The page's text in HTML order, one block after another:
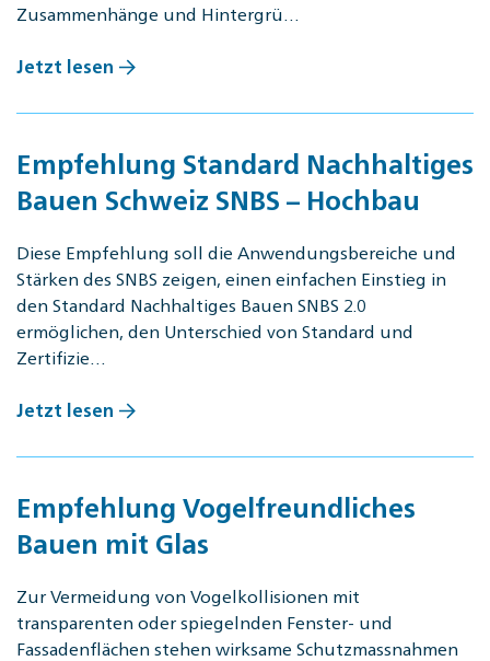
Zusammenhänge und Hintergrü…
Jetzt lesen
Empfehlung Standard Nachhaltiges
Bauen Schweiz SNBS – Hochbau
Diese Empfehlung soll die Anwendungsbereiche und
Stärken des SNBS zeigen, einen einfachen Einstieg in
den Standard Nachhaltiges Bauen SNBS 2.0
ermöglichen, den Unterschied von Standard und
Zertifizie…
Jetzt lesen
Empfehlung Vogelfreundliches
Bauen mit Glas
Zur Vermeidung von Vogelkollisionen mit
transparenten oder spiegelnden Fenster- und
Fassadenflächen stehen wirksame Schutzmassnahmen